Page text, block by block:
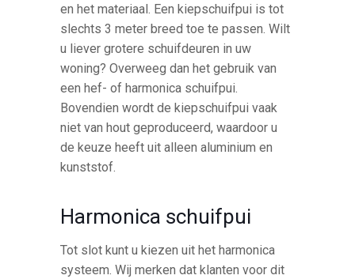
en het materiaal. Een kiepschuifpui is tot
slechts 3 meter breed toe te passen. Wilt
u liever grotere schuifdeuren in uw
woning? Overweeg dan het gebruik van
een hef- of harmonica schuifpui.
Bovendien wordt de kiepschuifpui vaak
niet van hout geproduceerd, waardoor u
de keuze heeft uit alleen aluminium en
kunststof.
Harmonica schuifpui
Tot slot kunt u kiezen uit het harmonica
systeem. Wij merken dat klanten voor dit